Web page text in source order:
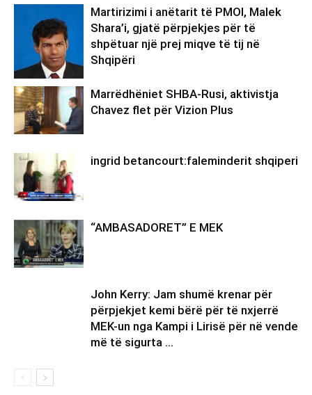
Martirizimi i anëtarit të PMOI, Malek
Shara’i, gjatë përpjekjes për të
shpëtuar një prej miqve të tij në
Shqipëri
Marrëdhëniet SHBA-Rusi, aktivistja
Chavez flet për Vizion Plus
ingrid betancourt:faleminderit shqiperi
“AMBASADORET” E MEK
John Kerry: Jam shumë krenar për
përpjekjet kemi bërë për të nxjerrë
MEK-un nga Kampi i Lirisë për në vende
më të sigurta …